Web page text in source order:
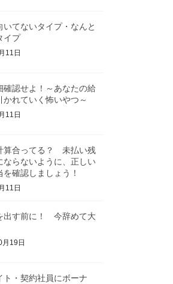
いてないタイプ・なんと
イプ
11日
確認せよ！～あなたの給
かれていく怖いやつ～
11日
算合ってる？ 未払い残
ならないように、正しい
を確認しましょう！
11日
出す前に！ 今辞めて大
19日
ト・契約社員にボーナ